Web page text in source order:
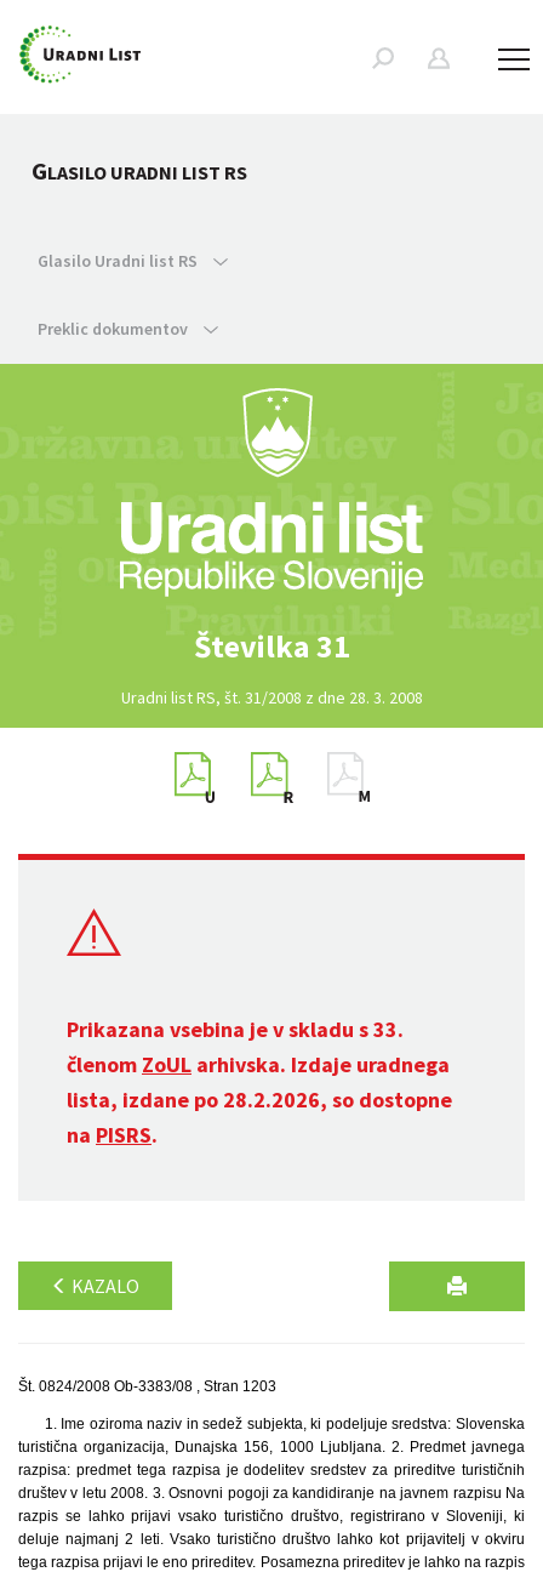
GLASILO URADNI LIST RS
Glasilo Uradni list RS
Preklic dokumentov
Številka 31
Uradni list RS, št. 31/2008 z dne 28. 3. 2008
Prikazana vsebina je v skladu s 33.
členom ZoUL arhivska. Izdaje uradnega
lista, izdane po 28.2.2026, so dostopne
na PISRS.
KAZALO
Št. 0824/2008 Ob-3383/08 , Stran 1203
1. Ime oziroma naziv in sedež subjekta, ki podeljuje sredstva: Slovenska
turistična organizacija, Dunajska 156, 1000 Ljubljana. 2. Predmet javnega
razpisa: predmet tega razpisa je dodelitev sredstev za prireditve turističnih
društev v letu 2008. 3. Osnovni pogoji za kandidiranje na javnem razpisu Na
razpis se lahko prijavi vsako turistično društvo, registrirano v Sloveniji, ki
deluje najmanj 2 leti. Vsako turistično društvo lahko kot prijavitelj v okviru
tega razpisa prijavi le eno prireditev. Posamezna prireditev je lahko na razpis